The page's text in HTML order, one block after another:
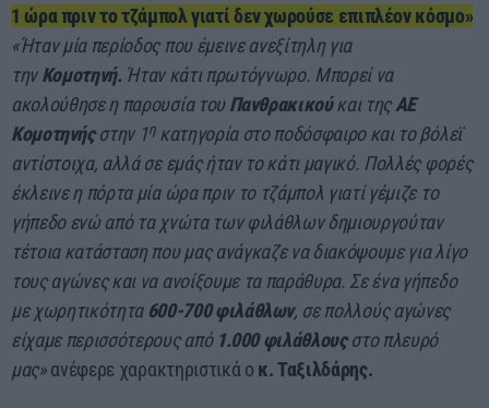
1 ώρα πριν το τζάμπολ γιατί δεν χωρούσε επιπλέον κόσμο»
«Ήταν μία περίοδος που έμεινε ανεξίτηλη για
τηνΚομοτηνή.Ήταν κάτι πρωτόγνωρο. Μπορεί να
ακολούθησε η παρουσία του Πανθρακικούκαι τηςΑΕ
Κομοτηνήςστην 1ηκατηγορία στο ποδόσφαιρο και το βόλεϊ
αντίστοιχα, αλλά σε εμάς ήταν το κάτι μαγικό. Πολλές φορές
έκλεινε η πόρτα μία ώρα πριν το τζάμπολ γιατί γέμιζε το
γήπεδο ενώ από τα χνώτα των φιλάθλων δημιουργούταν
τέτοια κατάσταση που μας ανάγκαζε να διακόψουμε για λίγο
τους αγώνες και να ανοίξουμε τα παράθυρα. Σε ένα γήπεδο
με χωρητικότητα 600-700 φιλάθλων, σε πολλούς αγώνες
είχαμε περισσότερους από 1.000 φιλάθλουςστο πλευρό
μας»ανέφερε χαρακτηριστικά ο κ. Ταξιλδάρης.